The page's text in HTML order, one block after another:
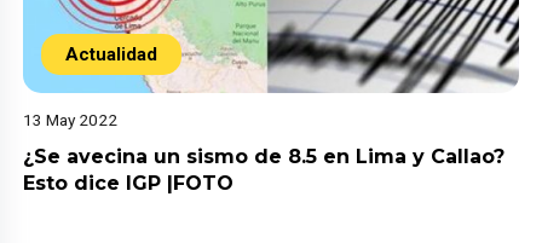
Actualidad
13 May 2022
¿Se avecina un sismo de 8.5 en Lima y Callao?
Esto dice IGP |FOTO